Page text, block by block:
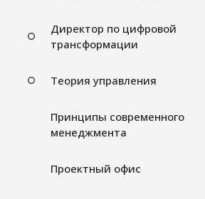
Директор по цифровой
трансформации
Теория управления
Принципы современного
менеджмента
Проектный офис